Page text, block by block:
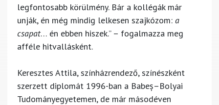
legfontosabb körülmény. Bár a kollégák már
unják, én még mindig lelkesen szajkózom: a
csapat… én ebben hiszek.” – fogalmazza meg
afféle hitvallásként.
Keresztes Attila, színházrendező, színészként
szerzett diplomát 1996-ban a Babeș–Bolyai
Tudományegyetemen, de már másodéven